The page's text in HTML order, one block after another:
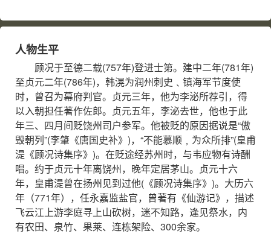
人物生平
顾况于至德二载(757年)登进士第。建中二年(781年)
至贞元二年(786年)，韩滉为润州刺史﹑镇海军节度使
时，曾召为幕府判官。贞元三年，他为李泌所荐引，得
以入朝担任著作佐郎。贞元五年，李泌去世，他也于此
年三、四月间贬饶州司户参军。他被贬的原因据说是“傲
毁朝列”(李肇《唐国史补》)，“不能慕顺﹐为众所排”(皇甫
湜《顾况诗集序》)。在贬途经苏州时，与韦应物有诗酬
唱。约于贞元十年离饶州，晚年定居茅山。贞元十六
年，皇甫湜曾在扬州见到过他(《顾况诗集序》)。大历六
年（771年），任永嘉监盐官，曾著有《仙游记》，描述
飞云江上游李庭寻上山砍树，迷不知路，逢见祭水，内
有农田、泉竹、果莱、连栋架险、300余家。